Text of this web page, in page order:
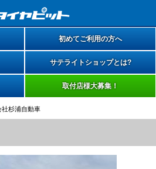
初めてご利用の方へ
サテライトショップとは?
取付店様大募集！
社杉浦自動車